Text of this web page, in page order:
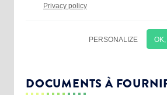
DOCUMENTS À